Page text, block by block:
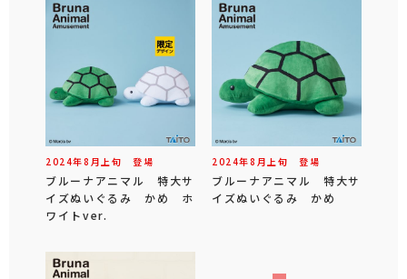
2024年8 月 上旬 登場
ブルーナアニマル 特大サ
イズぬいぐるみ かめ ホ
ワイトver.
2024年8 月 上旬 登場
ブルーナアニマル 特大サ
イズぬいぐるみ かめ